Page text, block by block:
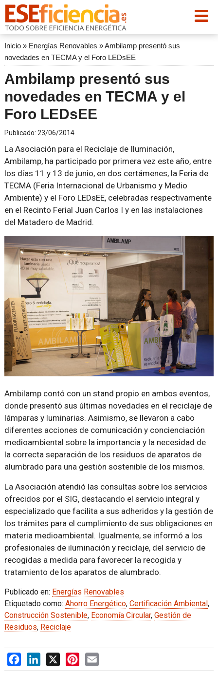
Inicio» Energías Renovables »Ambilamp presentó sus
novedades en TECMA y el Foro LEDsEE
Ambilamp presentó sus
novedades en TECMA y el
Foro LEDsEE
Publicado: 23/06/2014
La Asociación para el Reciclaje de Iluminación,
Ambilamp, ha participado por primera vez este año, entre
los días 11 y 13 de junio, en dos certámenes, la Feria de
TECMA (Feria Internacional de Urbanismo y Medio
Ambiente) y el Foro LEDsEE, celebradas respectivamente
en el Recinto Ferial Juan Carlos I y en las instalaciones
del Matadero de Madrid.
Ambilamp contó con un stand propio en ambos eventos,
donde presentó sus últimas novedades en el reciclaje de
lámparas y luminarias. Asimismo, se llevaron a cabo
diferentes acciones de comunicación y concienciación
medioambiental sobre la importancia y la necesidad de
la correcta separación de los residuos de aparatos de
alumbrado para una gestión sostenible de los mismos.
La Asociación atendió las consultas sobre los servicios
ofrecidos por el SIG, destacando el servicio integral y
especializado que facilita a sus adheridos y la gestión de
los trámites para el cumplimiento de sus obligaciones en
materia medioambiental. Igualmente, se informó a los
profesionales de iluminación y reciclaje, del servicio de
recogidas a medida para favorecer la recogida y
tratamiento de los aparatos de alumbrado.
Publicado en: Energías Renovables
Etiquetado como: Ahorro Energético, Certificación Ambiental,
Construcción Sostenible, Economía Circular, Gestión de
Residuos, Reciclaje
FacebookLinkedIn
X PinterestEmail